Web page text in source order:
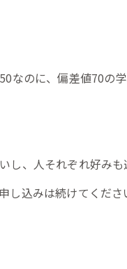
なのに、偏差値70の
し、人それぞれ好み
し込みは続けてくださ